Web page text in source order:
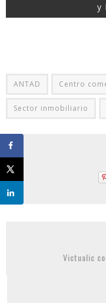
y
ANTAD Centro
Sector inmobiliario
Victualic